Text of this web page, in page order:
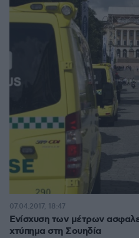
Ενίσχυση των μέτρων
χτύπημα στη Σουηδία
07.04.2017, 18:47